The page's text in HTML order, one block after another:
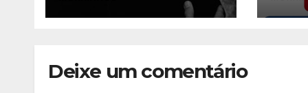
feira
Deixe um comentário